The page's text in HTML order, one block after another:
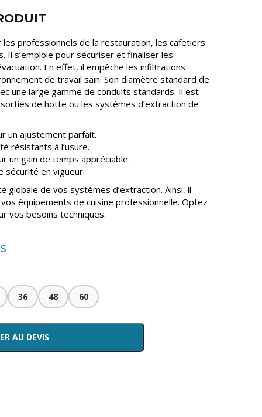
les professionnels de la restauration, les cafetiers
Il s’emploie pour sécuriser et finaliser les
En effet, il empêche les infiltrations
de travail sain. Son diamètre standard de
une large gamme de conduits standards. Il est
de hotte ou les systèmes d’extraction de
un ajustement parfait.
résistants à l’usure.
un gain de temps appréciable.
sécurité en vigueur.
globale de vos systèmes d’extraction. Ainsi, il
équipements de cuisine professionnelle. Optez
vos besoins techniques.
36 48 60
AU DEVIS